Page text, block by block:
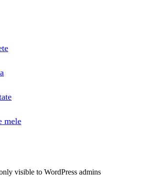
mele
visible to WordPress admins